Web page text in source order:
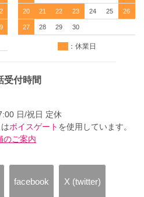
20 21 22 23 24 25 26
27 28 29 30
：休業日
受付時間
日/祝日 定休
ボイスゲート を使用しています。
のご案内
facebook X (twitter)